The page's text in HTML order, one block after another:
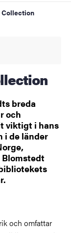
Collection
breda
och
viktigt i hans
i de länder
Blomstedt
och omfattar